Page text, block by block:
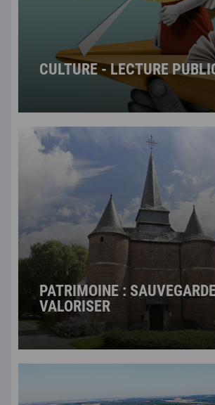
CULTURE - LECTURE
PATRIMOINE :
VALORISER